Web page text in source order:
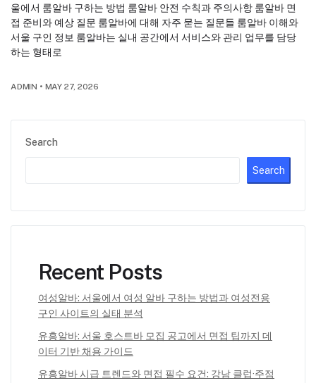
Search
Search
Recent Posts
여성알바: 서울에서 여성 알바 구하는 방법과 여성전용
구인 사이트의 실태 분석
유흥알바: 서울 호스트바 모집 공고에서 면접 팁까지 데
이터 기반 채용 가이드
유흥알바 시급 트렌드와 면접 필수 요건: 강남 클럽·주점
울에서 룸알바 구하는 방법 룸알바 안전 수칙과 주의사항 룸알바 면
접 준비와 예상 질문 룸알바에 대해 자주 묻는 질문들 룸알바 이해와
서울 구인 정보 룸알바는 실내 공간에서 서비스와 관리 업무를 담당
하는 형태로
ADMIN • MAY 27, 2026